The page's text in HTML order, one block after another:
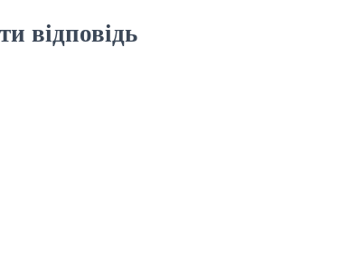
відповідь